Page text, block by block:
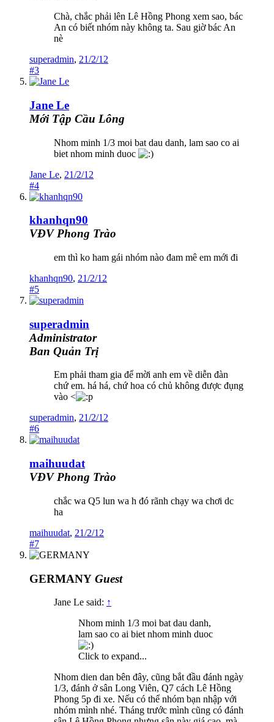
Chà, chắc phải lên Lê Hồng Phong xem sao, bác
An có biết nhóm này không ta. Sau giờ bác An
nè
superadmin, 21/2/12
#3
Jane Le
Mới Tập Cầu Lông
Nhom minh 1/3 moi bat dau danh, lam sao co ai
biet nhom minh duoc
Jane Le, 21/2/12
#4
khanhqn90
VĐV Phong Trào
em thì ko ham gái nhóm nào đam mê em mới đi
khanhqn90, 21/2/12
#5
superadmin
Administrator
Ban Quản Trị
Em phải tham gia để mời anh em về diễn đàn
chứ em. há há, chứ hoa có chủ không được đụng
vào <
superadmin, 21/2/12
#6
maihuudat
VĐV Phong Trào
chắc wa Q5 lun wa h đó rãnh chạy wa chơi dc
ha
maihuudat, 21/2/12
#7
GERMANY Guest
Jane Le said: ↑
Nhom minh 1/3 moi bat dau danh,
lam sao co ai biet nhom minh duoc
Click to expand...
Nhom dien dan bên đây, cũng bắt đầu đánh ngày
1/3, đánh ở sân Long Viên, Q7 cách Lê Hồng
Phong 5p đi xe. Nếu có thể nhóm bạn nhập với
nhóm mình nhé. Tháng trước mình cũng có đánh